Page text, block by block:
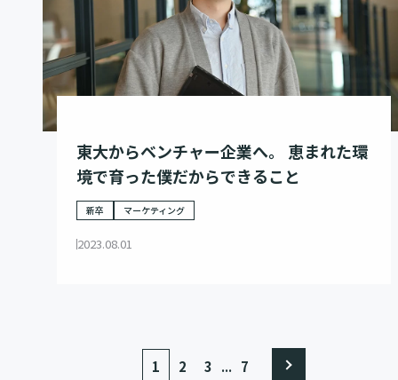
東大からベンチャー企業へ。 恵まれた環
境で育った僕だからできること
新卒 マーケティング
2023.08.01
1 2 3 ... 7